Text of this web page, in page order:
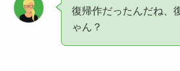
復帰作だったんだね、
ゃん？